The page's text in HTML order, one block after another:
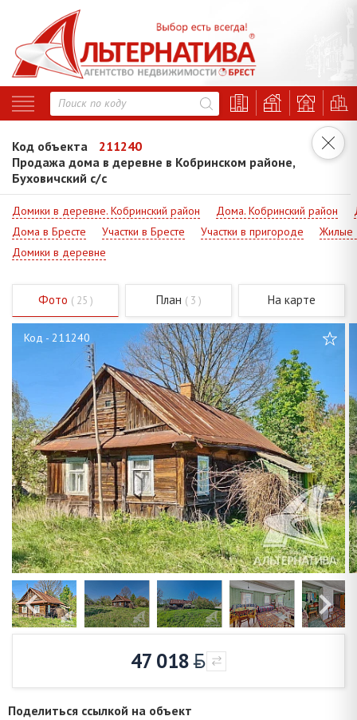
Код объекта
211240
Продажа дома в деревне в Кобринском районе,
Буховичский с/с
Домики в деревне. Кобринский район Дома. Кобринский район
Дома в Бресте
Участки в Бресте Участки в пригороде
Жилые
Домики в деревне
Фото ( 25 ) План ( 3 ) На карте
Код - 211240
47 018
Поделиться ссылкой на объект